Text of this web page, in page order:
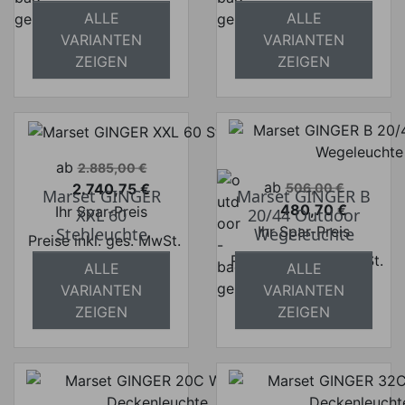
absolut
versandkostenfrei
ALLE
VARIANTEN
ZEIGEN
absolut
versandkostenfrei
ALLE
VARIANTEN
ZEIGEN
Verkaufspreis
ab 2.885,00 €
Preis
2.740,75 €
Ihr Spar-Preis
Preise inkl. ges. MwSt.
absolut
versandkostenfrei
Marset GINGER
XXL 60
Stehleuchte
ALLE
VARIANTEN
ZEIGEN
Verkaufspreis
ab 506,00 €
Preis
480,70 €
Ihr Spar-Preis
Preise inkl. ges. MwSt.
absolut
versandkostenfrei
Marset GINGER B
20/44 Outdoor
Wegeleuchte
ALLE
VARIANTEN
ZEIGEN